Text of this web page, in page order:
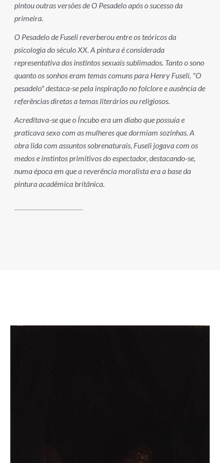
pintou outras versões de O Pesadelo após o sucesso da
primeira.
O Pesadelo de Fuseli reverberou entre os teóricos da
psicologia do século XX. A pintura é considerada
representativa dos instintos sexuais sublimados. Tanto o sono
quanto os sonhos eram temas comuns para Henry Fuseli, "O
pesadelo" destaca-se pela inspiração no folclore e ausência de
referências diretas a temas literários ou religiosos.
Acreditava-se que o Íncubo era um diabo que possuía e
praticava sexo com as mulheres que dormiam sozinhas. A
obra lida com assuntos sobrenaturais, Fuseli jogava com os
medos e instintos primitivos do espectador, destacando-se,
numa época em que a reverência moralista era a base da
pintura acadêmica britânica.